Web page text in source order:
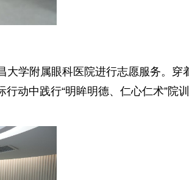
学附属眼科医院进行志愿服务。穿
动中践行“明眸明德、仁心仁术”院